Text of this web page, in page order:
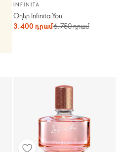
INFINITA
Օղեր Infinita You
3,400 դրամ6,750 դրամ